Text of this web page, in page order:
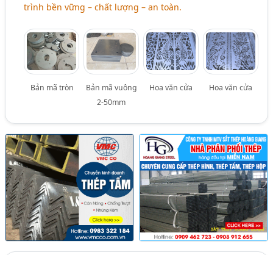
trình bền vững – chất lượng – an toàn.
Bản mã tròn
Bản mã vuông
2-50mm
Hoa văn cửa Hoa văn cửa